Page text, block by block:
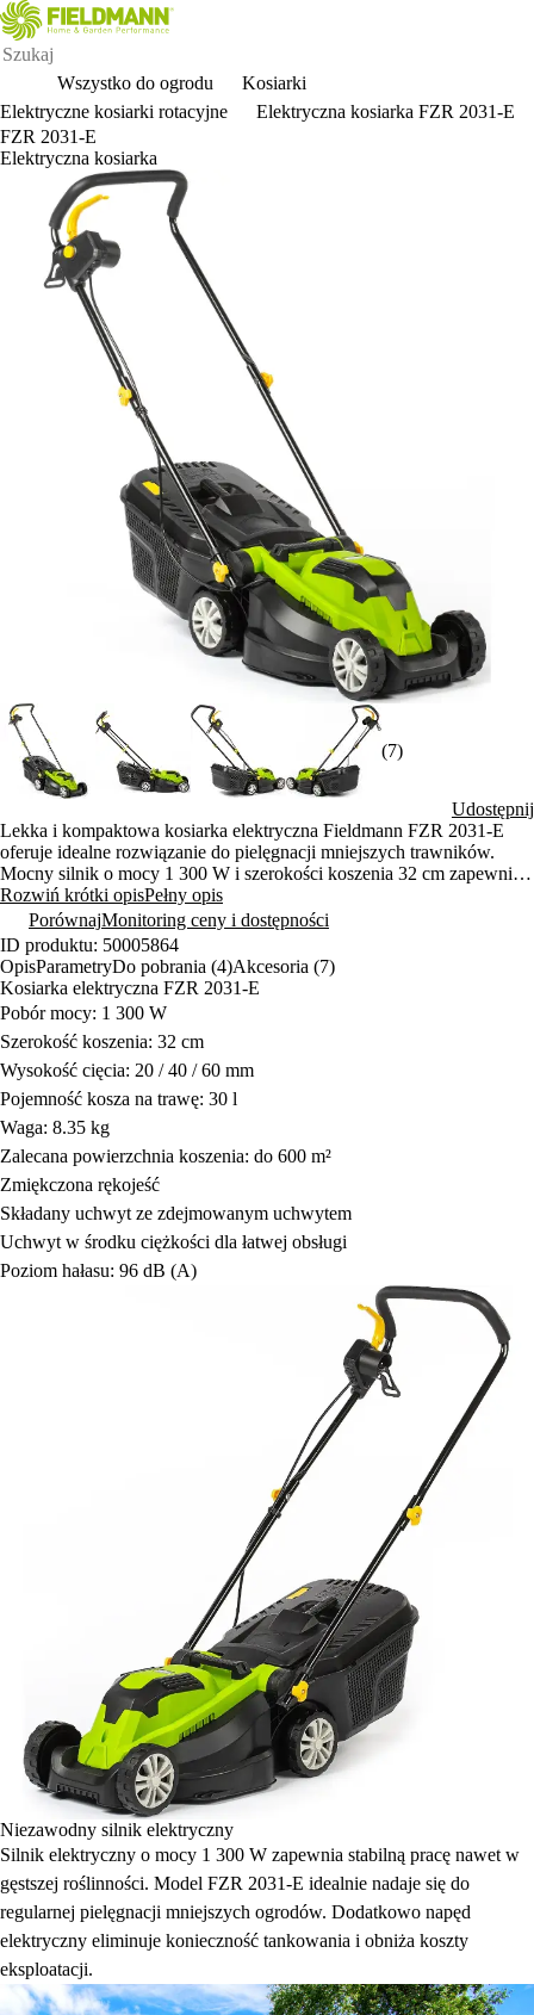
Wszystko do ogrodu
Kosiarki
Elektryczne kosiarki rotacyjne
Elektryczna kosiarka FZR 2031-E
FZR 2031-E
Elektryczna kosiarka
(7)
Udostępnij
Lekka i kompaktowa kosiarka elektryczna Fieldmann FZR 2031-E
oferuje idealne rozwiązanie do pielęgnacji mniejszych trawników.
Mocny silnik o mocy 1 300 W i szerokości koszenia 32 cm zapewnia
wydajne koszenie. Dzięki koszowi zbiorczemu o pojemności 30 l
czyszczenie jest szybkie i wygodne.
Rozwiń krótki opisPełny opis
PorównajMonitoring ceny i dostępności
ID produktu: 50005864
OpisParametryDo pobrania (4)Akcesoria (7)
Kosiarka elektryczna FZR 2031-E
Pobór mocy: 1 300 W
Szerokość koszenia: 32 cm
Wysokość cięcia: 20 / 40 / 60 mm
Pojemność kosza na trawę: 30 l
Waga: 8.35 kg
Zalecana powierzchnia koszenia: do 600 m²
Zmiękczona rękojeść
Składany uchwyt ze zdejmowanym uchwytem
Uchwyt w środku ciężkości dla łatwej obsługi
Poziom hałasu: 96 dB (A)
Niezawodny silnik elektryczny
Silnik elektryczny o mocy 1 300 W zapewnia stabilną pracę nawet w
gęstszej roślinności. Model FZR 2031-E idealnie nadaje się do
regularnej pielęgnacji mniejszych ogrodów. Dodatkowo napęd
elektryczny eliminuje konieczność tankowania i obniża koszty
eksploatacji.